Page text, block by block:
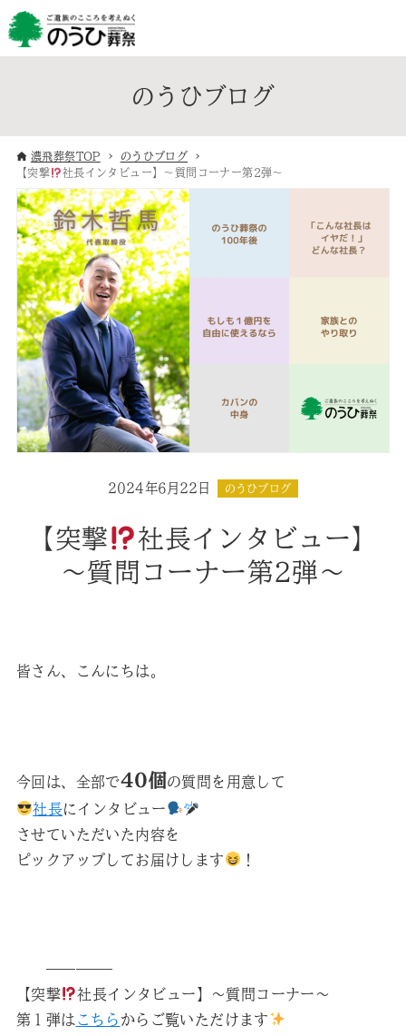
のうひブログ
濃飛葬祭TOP
のうひブログ
【突撃
社長インタビュー】～質問コーナー第2弾～
2024年6月22日 のうひブログ
【突撃
社長インタビュー】
～質問コーナー第2弾～
皆さん、こんにちは。
今回は、全部で40個の質問を用意して
社長にインタビュー
させていただいた内容を
ピックアップしてお届けします
！
————–
【突撃
社長インタビュー】～質問コーナー～
第１弾は こちら からご覧いただけます